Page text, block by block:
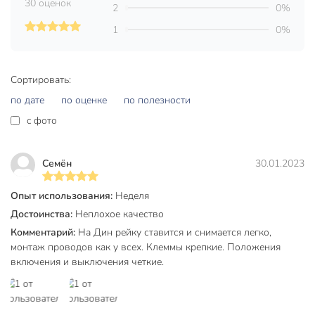
Конструкция
проводов за счет более плотного и большего по
площади контакта.
Контактные группы снабжены серебряными
это уменьшает переходное сопротивление и потери.
В аппарате применена эргономичная рукоятка
управления, исключающая соскальзывание пальцев.
предотвращает повреждение товара при
транспортировке и красиво выделяет продукцию в
торговой точке.
Удобство монтажа
Сортировать:
по дате
по оценке
по полезности
c фото
Семён 30.01.2023
Опыт использования: Неделя
Достоинства: Неплохое качество
Комментарий: На Дин рейку ставится и снимается легко,
монтаж проводов как у всех. Клеммы крепкие. Положения
включения и выключения четкие.
30 оценок 2
0%
1
0%